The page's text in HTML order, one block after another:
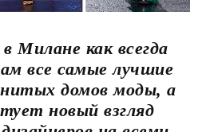
Милане как всегда
все самые лучшие
домов моды, а
новый взгляд